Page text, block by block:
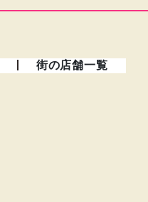
街の店舗一覧